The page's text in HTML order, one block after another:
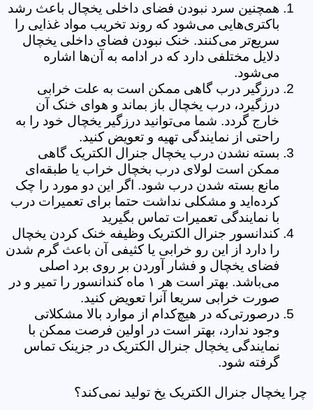
همچنین سرد نبودن فضای داخلی یخچال باعث رشد
باکتری‌هایی می‌شود که روند تخریب مواد غذایی را
سریع‌تر می‌کنند. خنک نبودن فضای داخلی یخچال
دلایل مختلفی دارد که در ادامه به آن‌ها اشاره
می‌شود.
درزگیر درب گاهی ممکن است به علت خرابی
درزگیرد، درب یخچال باز بماند و هوای خنک آن
خارج گردد. شما می‌توانید درزگیر یخچال خود را به
راحتی از نمایندگی تهیه و تعویض کنید.
بسته نشدن درب یخچال جنرال الکتریک گاهی
ممکن است لولای درب بخچال خراب یا طبقه‌ای
مانع بسته شدن درب شود. اگر این دو مورد را چک
کرده‌اید و مشکلی نداشت حتما برای تعمیرات درب
با نمایندگی تعمیرات تماس بگیرید
کندانسور جنرال الکتریک وظیفه خنک کردن یخچال
را دارد از این رو خرابی یا کثیفی آن باعث گرم شدن
فضای یخچال و فشار آوردن بر روی برد اصلی
می‌باشد. بهتر است هر ۱ ماه کندانسور را تمیر و در
صورت خرابی سریعا آنرا تعویض کنید.
درصورتی‌که در هیچ‌کدام از موارد بالا مشکلاتی
وجود ندارد، بهتر است در اولین فرصت ممکن با
نمایندگی یخچال جنرال الکتریک در جزینک تماس
گرفته شود.
چرا یخچال جنرال الکتریک یخ تولید نمی‌کند؟